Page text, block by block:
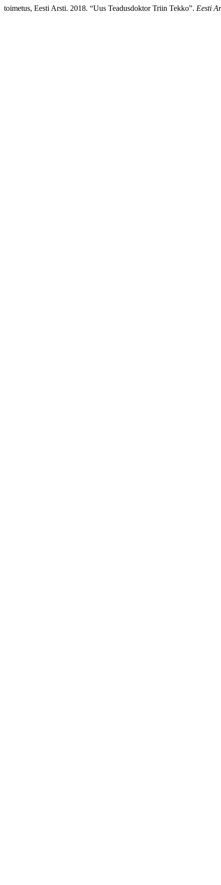
toimetus, Eesti Arsti. 2018. “Uus Teadusdoktor Triin Tekko”. Eesti